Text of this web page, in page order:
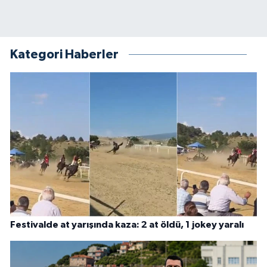
Kategori Haberler
Festivalde at yarışında kaza: 2 at öldü, 1 jokey yaralı